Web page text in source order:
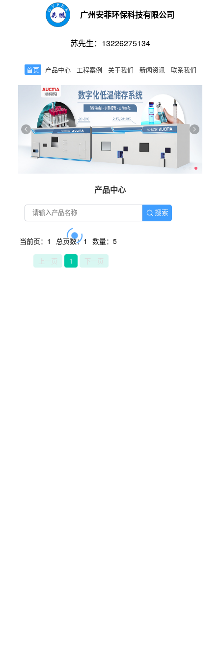
广州安菲环保科技有限公司
苏先生：13226275134
首页 产品中心 工程案例 关于我们 新闻资讯 联系我们
产品中心
搜索
当前页：1 总页数：1 数量：5
上一页 1 下一页